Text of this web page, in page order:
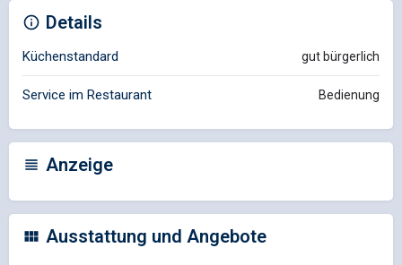
Details
Küchenstandard gut bürgerlich
Service im Restaurant Bedienung
Anzeige
Ausstattung und Angebote